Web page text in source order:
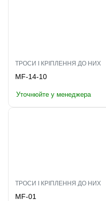
ТРОСИ І КРІПЛЕННЯ ДО НИХ
MF-14-10
Уточнюйте у менеджера
ТРОСИ І КРІПЛЕННЯ ДО НИХ
MF-01